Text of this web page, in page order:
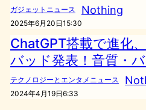
ガジェットニュース Nothing
2025年6月20日15:30
ChatGPT搭載で進化
バッド発表！音質・
テクノロジーとエンタメニュース
2024年4月19日6:33